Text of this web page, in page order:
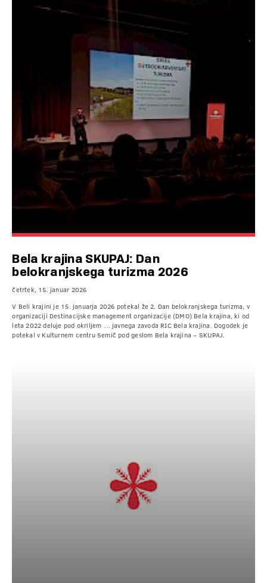
Bela krajina SKUPAJ: Dan
belokranjskega turizma 2026
četrtek, 15. januar 2026
V Beli krajini je 15. januarja 2026 potekal že 2. Dan belokranjskega turizma, v
organizaciji Destinacijske management organizacije (DMO) Bela krajina, ki od
leta 2022 deluje pod okriljem … javnega zavoda RIC Bela krajina. Dogodek je
potekal v Kulturnem centru Semič pod geslom Bela krajina – SKUPAJ.